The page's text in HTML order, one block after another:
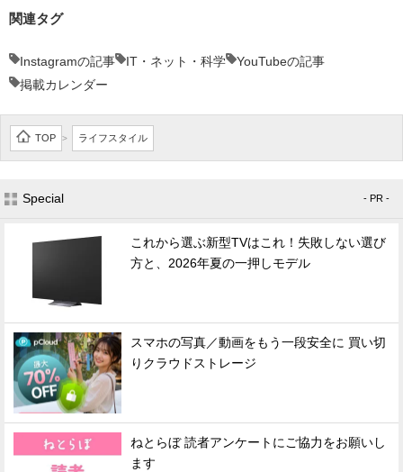
関連タグ
Instagramの記事 IT・ネット・科学
YouTubeの記事
掲載カレンダー
TOP > ライフスタイル
Special - PR -
これから選ぶ新型TVはこれ！失敗しない選び
方と、2026年夏の一押しモデル
スマホの写真／動画をもう一段安全に 買い切
りクラウドストレージ
ねとらぼ 読者アンケートにご協力をお願いし
ます